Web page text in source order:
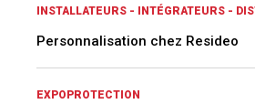
INSTALLATEURS - INTÉGRATEURS -
Personnalisation chez Resideo
EXPOPROTECTION